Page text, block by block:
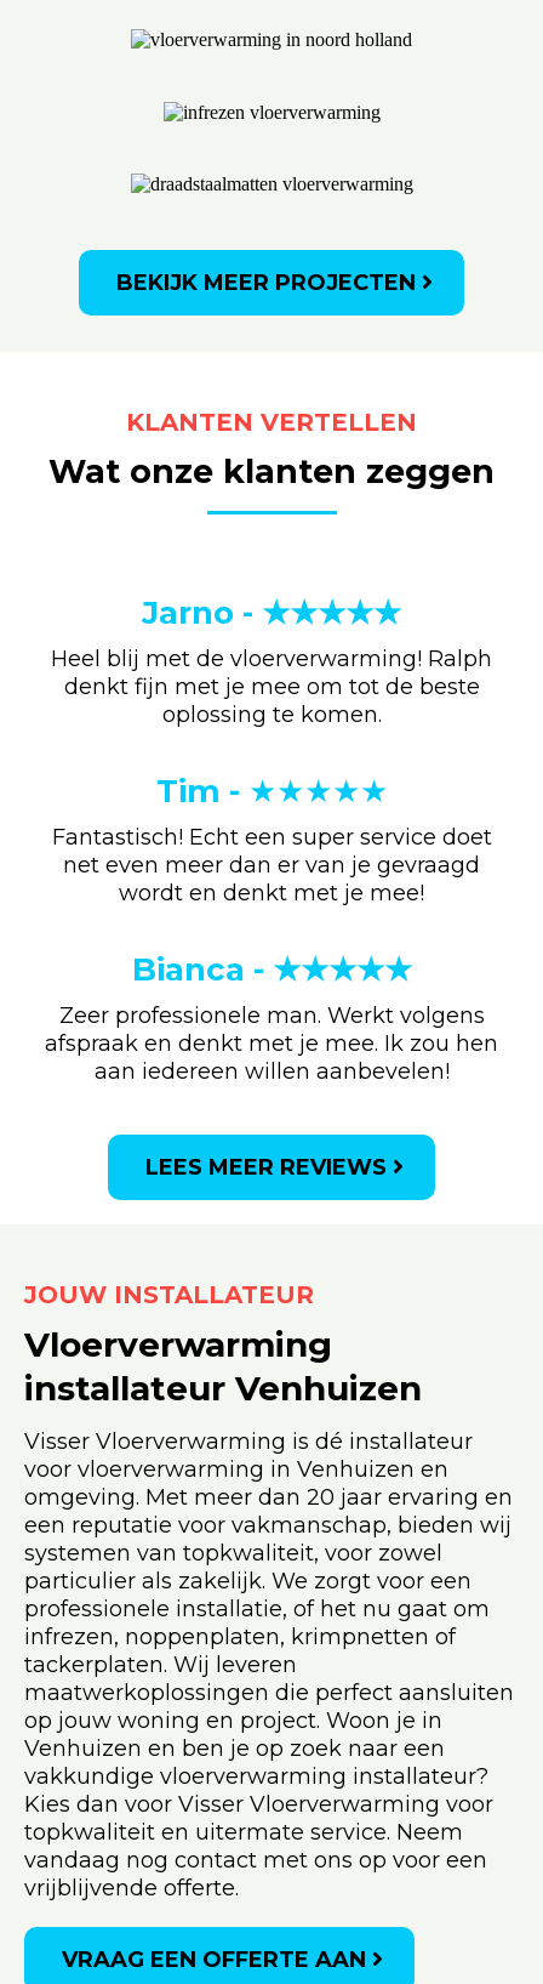
BEKIJK MEER PROJECTEN
KLANTEN VERTELLEN
Wat onze klanten zeggen
Jarno - ★★★★★
Heel blij met de vloerverwarming! Ralph
denkt fijn met je mee om tot de beste
oplossing te komen.
Tim - ★★★★★
Fantastisch! Echt een super service doet
net even meer dan er van je gevraagd
wordt en denkt met je mee!
Bianca - ★★★★★
Zeer professionele man. Werkt volgens
afspraak en denkt met je mee. Ik zou hen
aan iedereen willen aanbevelen!
LEES MEER REVIEWS
JOUW INSTALLATEUR
Vloerverwarming
installateur Venhuizen
Visser Vloerverwarming is dé installateur
voor vloerverwarming in Venhuizen en
omgeving. Met meer dan 20 jaar ervaring en
een reputatie voor vakmanschap, bieden wij
systemen van topkwaliteit, voor zowel
particulier als zakelijk. We zorgt voor een
professionele installatie, of het nu gaat om
infrezen, noppenplaten, krimpnetten of
tackerplaten. Wij leveren
maatwerkoplossingen die perfect aansluiten
op jouw woning en project. Woon je in
Venhuizen en ben je op zoek naar een
vakkundige vloerverwarming installateur?
Kies dan voor Visser Vloerverwarming voor
topkwaliteit en uitermate service. Neem
vandaag nog contact met ons op voor een
vrijblijvende offerte.
VRAAG EEN OFFERTE AAN